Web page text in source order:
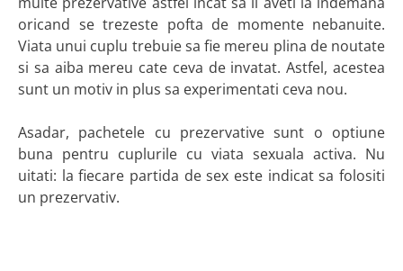
oricand se trezeste pofta de momente nebanuite.
Viata unui cuplu trebuie sa fie mereu plina de noutate
si sa aiba mereu cate ceva de invatat. Astfel, acestea
sunt un motiv in plus sa experimentati ceva nou.
Asadar, pachetele cu prezervative sunt o optiune
buna pentru cuplurile cu viata sexuala activa. Nu
uitati: la fiecare partida de sex este indicat sa folositi
un prezervativ.